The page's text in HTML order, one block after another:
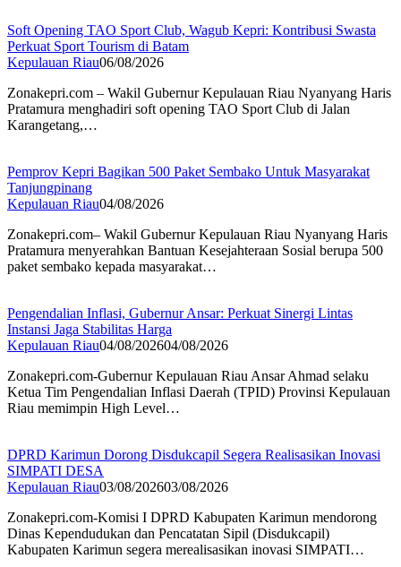
Soft Opening TAO Sport Club, Wagub Kepri: Kontribusi Swasta
Perkuat Sport Tourism di Batam
Kepulauan Riau06/08/2026
Zonakepri.com – Wakil Gubernur Kepulauan Riau Nyanyang Haris
Pratamura menghadiri soft opening TAO Sport Club di Jalan
Karangetang,…
Pemprov Kepri Bagikan 500 Paket Sembako Untuk Masyarakat
Tanjungpinang
Kepulauan Riau04/08/2026
Zonakepri.com– Wakil Gubernur Kepulauan Riau Nyanyang Haris
Pratamura menyerahkan Bantuan Kesejahteraan Sosial berupa 500
paket sembako kepada masyarakat…
Pengendalian Inflasi, Gubernur Ansar: Perkuat Sinergi Lintas
Instansi Jaga Stabilitas Harga
Kepulauan Riau04/08/202604/08/2026
Zonakepri.com-Gubernur Kepulauan Riau Ansar Ahmad selaku
Ketua Tim Pengendalian Inflasi Daerah (TPID) Provinsi Kepulauan
Riau memimpin High Level…
DPRD Karimun Dorong Disdukcapil Segera Realisasikan Inovasi
SIMPATI DESA
Kepulauan Riau03/08/202603/08/2026
Zonakepri.com-Komisi I DPRD Kabupaten Karimun mendorong
Dinas Kependudukan dan Pencatatan Sipil (Disdukcapil)
Kabupaten Karimun segera merealisasikan inovasi SIMPATI…